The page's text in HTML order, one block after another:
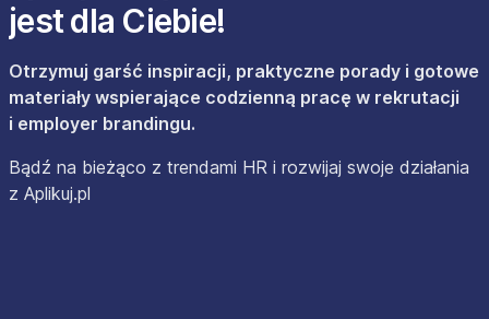
jest dla Ciebie!
Otrzymuj garść inspiracji, praktyczne porady i gotowe
materiały wspierające codzienną pracę w rekrutacji
i employer brandingu.
Bądź na bieżąco z trendami HR i rozwijaj swoje działania
z Aplikuj.pl